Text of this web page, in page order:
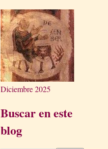
Diciembre 2025
Buscar en este
blog